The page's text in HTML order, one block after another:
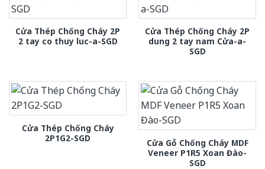
Cửa Thép Chống Cháy 2P
2 tay co thuy luc-a-SGD
Cửa Thép Chống Cháy 2P
dung 2 tay nam Cửa-a-
SGD
Cửa Thép Chống Cháy
2P1G2-SGD
Cửa Gỗ Chống Cháy MDF
Veneer P1R5 Xoan Đào-
SGD